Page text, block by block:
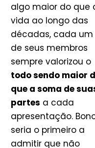
algo maior do que
vida ao longo das
décadas, cada um
de seus membros
sempre valorizou o
todo sendo maior
que a soma de
partes a cada
apresentação.
seria o primeiro a
admitir que não